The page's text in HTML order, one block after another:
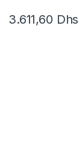
3.611,60 Dhs